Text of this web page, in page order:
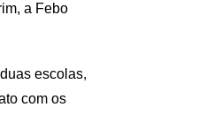
a Febo
escolas,
com os